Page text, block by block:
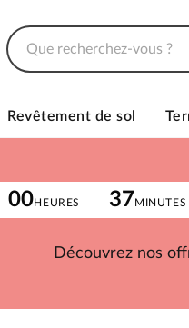
Revêtement de sol
00HEURES 37MINUTES
Découvrez nos